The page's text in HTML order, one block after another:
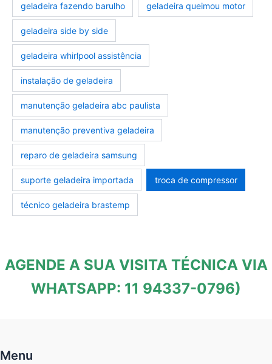
geladeira fazendo barulho geladeira queimou motor
geladeira side by side
geladeira whirlpool assistência
instalação de geladeira
manutenção geladeira abc paulista
manutenção preventiva geladeira
reparo de geladeira samsung
suporte geladeira importada troca de compressor
técnico geladeira brastemp
AGENDE A SUA VISITA TÉCNICA VIA
WHATSAPP: 11 94337-0796)
Menu